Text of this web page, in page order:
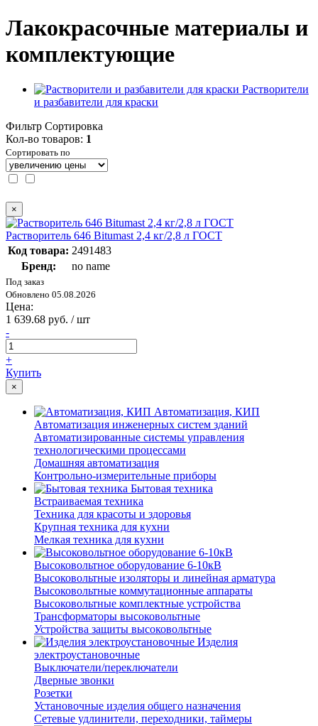
Лакокрасочные материалы и
комплектующие
Растворители
и разбавители для краски
Фильтр Сортировка
Кол-во товаров: 1
Сортировать по
×
Растворитель 646 Bitumast 2,4 кг/2,8 л ГОСТ
Код товара: 2491483
Бренд:
no name
Под заказ
Обновлено 05.08.2026
Цена:
1 639.68 руб. / шт
-
+
Купить
×
Автоматизация, КИП
Автоматизация инженерных систем зданий
Автоматизированные системы управления
технологическими процессами
Домашняя автоматизация
Контрольно-измерительные приборы
Бытовая техника
Встраиваемая техника
Техника для красоты и здоровья
Крупная техника для кухни
Мелкая техника для кухни
Высоковольтное оборудование 6-10кВ
Высоковольтные изоляторы и линейная арматура
Высоковольтные коммутационные аппараты
Высоковольтные комплектные устройства
Трансформаторы высоковольтные
Устройства защиты высоковольтные
Изделия
электроустановочные
Выключатели/переключатели
Дверные звонки
Розетки
Установочные изделия общего назначения
Сетевые удлинители, переходники, таймеры